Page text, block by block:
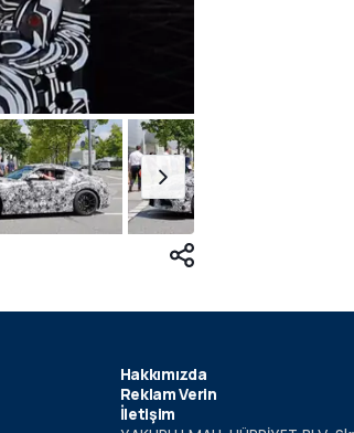
Hakkımızda
Reklam Verin
İletişim